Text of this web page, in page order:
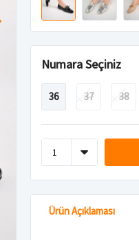
Numara Seçiniz
36 37 38
Ürün Açıklaması